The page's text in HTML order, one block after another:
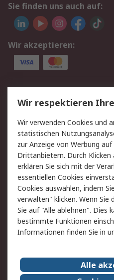
Sie finden uns auch auf:
Wir akzeptieren:
Service
Value Added Services
Rücksendungen
Hilfe
Rechtliches
AGB
Cookie-Richtlinie
Copyright/Impressum
Wir respektieren
Wir verwenden Cookies und
statistischen
zur Anzeige von Werbung
Drittanbietern. Durch Klicken
erklären Sie sich mit der
essentiellen Cookies
Cookies auswählen, indem
verwalten" klicken. Wenn Sie
Sie auf "Alle ablehnen". Dies
bestimmte Funktionen
Informationen finden Sie in
Alle